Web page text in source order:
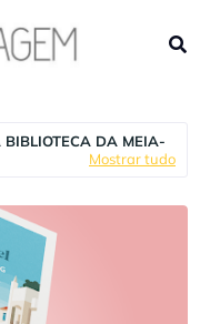
BIBLIOTECA DA MEIA-
Mostrar tudo